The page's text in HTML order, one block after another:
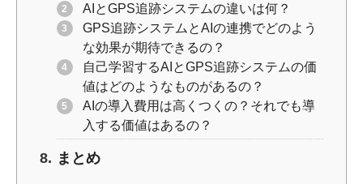
AIとGPS追跡システムの違いは何？
GPS追跡システムとAIの連携でどのよう
な効果が期待できるの？
自己学習するAIとGPS追跡システムの価
値はどのようなものがあるの？
AIの導入費用は高くつくの？それでも導
入する価値はあるの？
まとめ